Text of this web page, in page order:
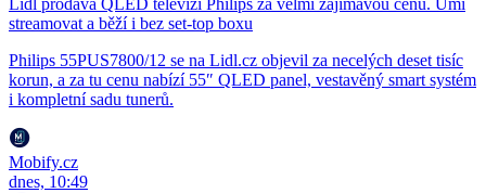
Lidl prodává QLED televizi Philips za velmi zajímavou cenu. Umí
streamovat a běží i bez set-top boxu
Philips 55PUS7800/12 se na Lidl.cz objevil za necelých deset tisíc
korun, a za tu cenu nabízí 55″ QLED panel, vestavěný smart systém
i kompletní sadu tunerů.
Mobify.cz
dnes, 10:49